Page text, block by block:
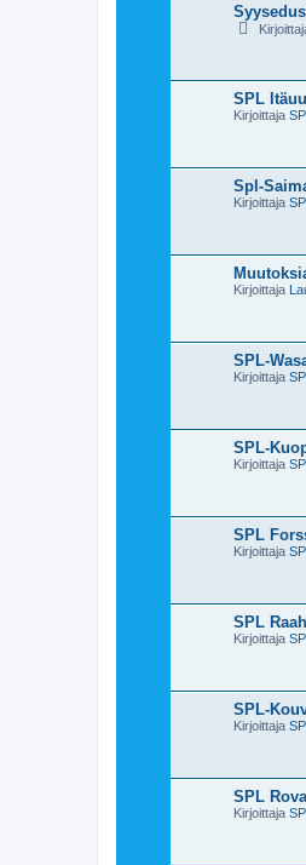
SPL
Kirjoittaja
Spl-
Kirjoittaja
Kirjoittaja
SPL-
Kirjoittaja
SPL-
Kirjoittaja
SPL
Kirjoittaja
SPL
Kirjoittaja
SPL-
Kirjoittaja
SPL
Kirjoittaja